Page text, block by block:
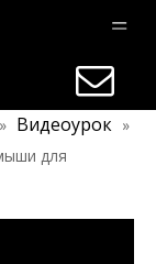
» Видеоурок »
для